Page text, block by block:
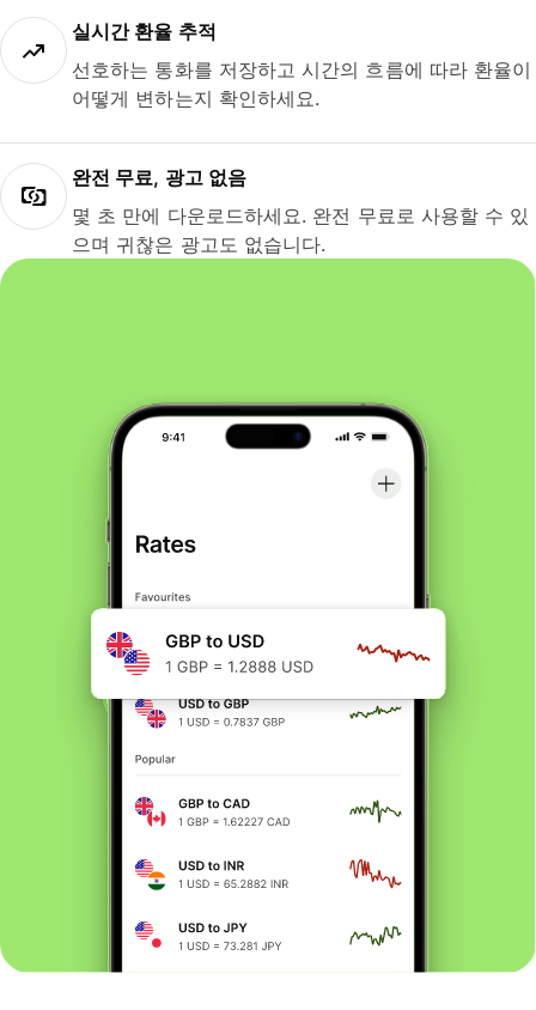
실시간 환율 추적
선호하는 통화를 저장하고 시간의 흐름에 따라 환율이
어떻게 변하는지 확인하세요.
완전 무료, 광고 없음
몇 초 만에 다운로드하세요. 완전 무료로 사용할 수 있
으며 귀찮은 광고도 없습니다.